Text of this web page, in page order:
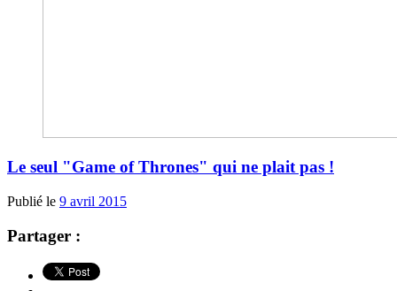
Le seul "Game of Thrones" qui ne plait pas !
Publié le 9 avril 2015
Partager :